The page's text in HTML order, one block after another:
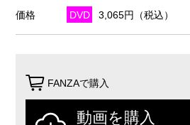
価格 DVD 3,065円（税込）
FANZAで購入
動画を購入